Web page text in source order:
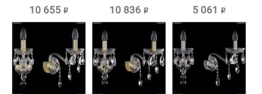
10 655 ₽ 10 836 ₽
Bohemia...
5 061 ₽